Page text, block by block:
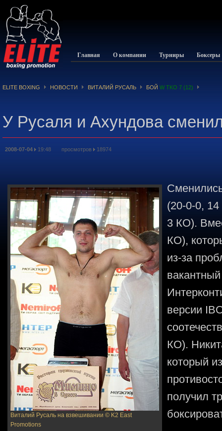
Главная О компании Турниры Боксеры
ELITE BOXING НОВОСТИ ВИТАЛИЙ РУСАЛЬ БОЙ W TKO 7 (12)
У Русаля и Ахундова
2008-07-04 19:48 просмотров 18974
Виталий Русаль на взвешивании © K2 East
Promotions
(20-0-0,
3 КО).
КО),
из-за
версии
КО).
который
получил